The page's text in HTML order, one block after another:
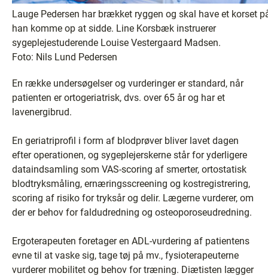
Lauge Pedersen har brækket ryggen og skal have et korset
han komme op at sidde. Line Korsbæk instruerer
sygeplejestuderende Louise Vestergaard Madsen.
Foto: Nils Lund Pedersen
En række undersøgelser og vurderinger er standard, når
patienten er ortogeriatrisk, dvs. over 65 år og har et
lavenergibrud.
En geriatriprofil i form af blodprøver bliver lavet dagen
efter operationen, og sygeplejerskerne står for yderligere
dataindsamling som VAS-scoring af smerter, ortostatisk
blodtryksmåling, ernæringsscreening og kostregistrering,
scoring af risiko for tryksår og delir. Lægerne vurderer, om
der er behov for faldudredning og osteoporoseudredning.
Ergoterapeuten foretager en ADL-vurdering af patientens
evne til at vaske sig, tage tøj på mv., fysioterapeuterne
vurderer mobilitet og behov for træning. Diætisten lægger